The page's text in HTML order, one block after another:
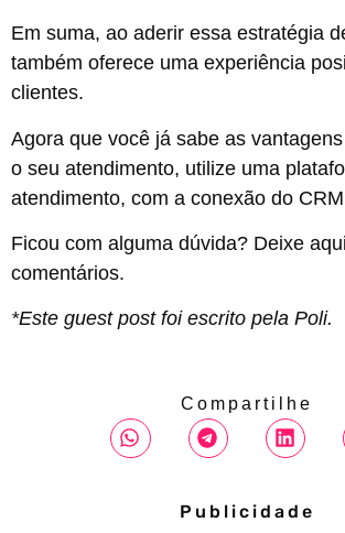
Em suma, ao aderir essa estratégia
também oferece uma experiência
clientes.
Agora que você já sabe as
o seu atendimento, utilize uma
atendimento, com a conexão do
Ficou com alguma dúvida? Deixe
comentários.
*Este guest post foi escrito pela Poli.
Compartilhe
Publicidade